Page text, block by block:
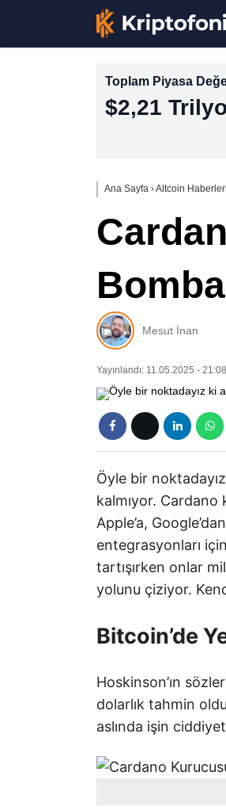
Toplam Piyasa
$2,21
Ana Sayfa ›Altcoin Haberleri
Mesut İnan
Yayınlandı: 11.05.2025 - 21:08
Öyle bir
kalmıyor. Cardano
Apple’a,
entegrasyonları
tartışırken onlar
yolunu çiziyor.
Bitcoin’de
Hoskinson’ın
dolarlık tahmin
aslında işin